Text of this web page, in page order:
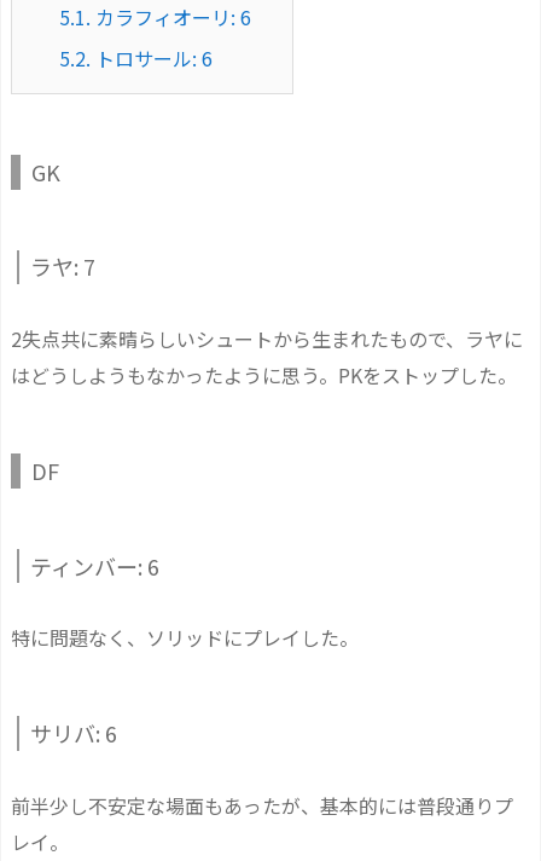
5.1. カラフィオーリ: 6
5.2. トロサール: 6
GK
ラヤ: 7
2失点共に素晴らしいシュートから生まれたもので、ラヤに
はどうしようもなかったように思う。PKをストップした。
DF
ティンバー: 6
特に問題なく、ソリッドにプレイした。
サリバ: 6
前半少し不安定な場面もあったが、基本的には普段通りプ
レイ。